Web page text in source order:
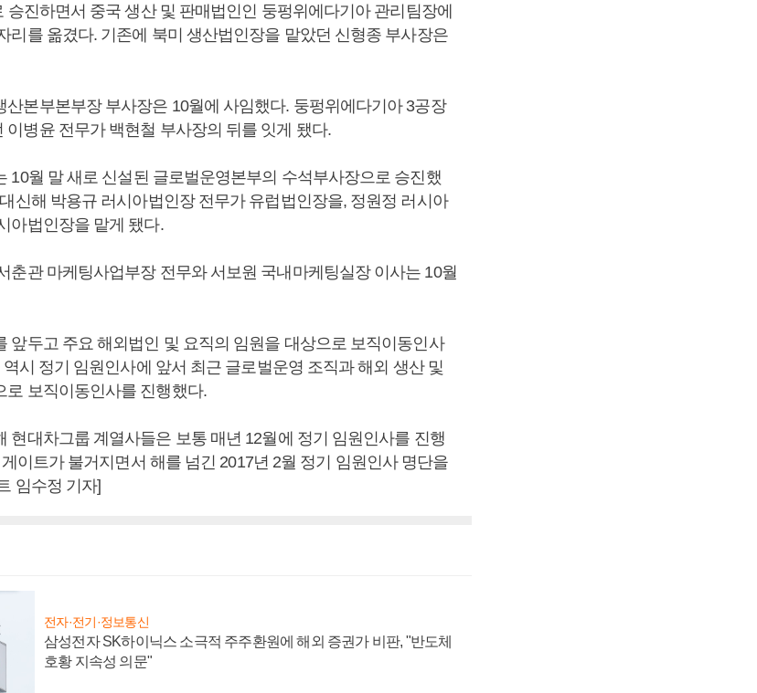
승진하면서 중국 생산 및 판매법인인 둥펑위에다기아 관리팀장에
리를 옮겼다. 기존에 북미 생산법인장을 맡았던 신형종 부사장은
산본부본부장 부사장은 10월에 사임했다. 둥펑위에다기아 3공장
이병윤 전무가 백현철 부사장의 뒤를 잇게 됐다.
10월 말 새로 신설된 글로벌운영본부의 수석부사장으로 승진했
신해 박용규 러시아법인장 전무가 유럽법인장을, 정원정 러시아
아법인장을 맡게 됐다.
춘관 마케팅사업부장 전무와 서보원 국내마케팅실장 이사는 10월
앞두고 주요 해외법인 및 요직의 임원을 대상으로 보직이동인사
시 정기 임원인사에 앞서 최근 글로벌운영 조직과 해외 생산 및
로 보직이동인사를 진행했다.
현대차그룹 계열사들은 보통 매년 12월에 정기 임원인사를 진행
이트가 불거지면서 해를 넘긴 2017년 2월 정기 임원인사 명단을
임수정 기자]
전자·전기·정보통신
삼성전자 SK하이닉스 소극적 주주환원에 해외 증권가 비판, "반도체
호황 지속성 의문"